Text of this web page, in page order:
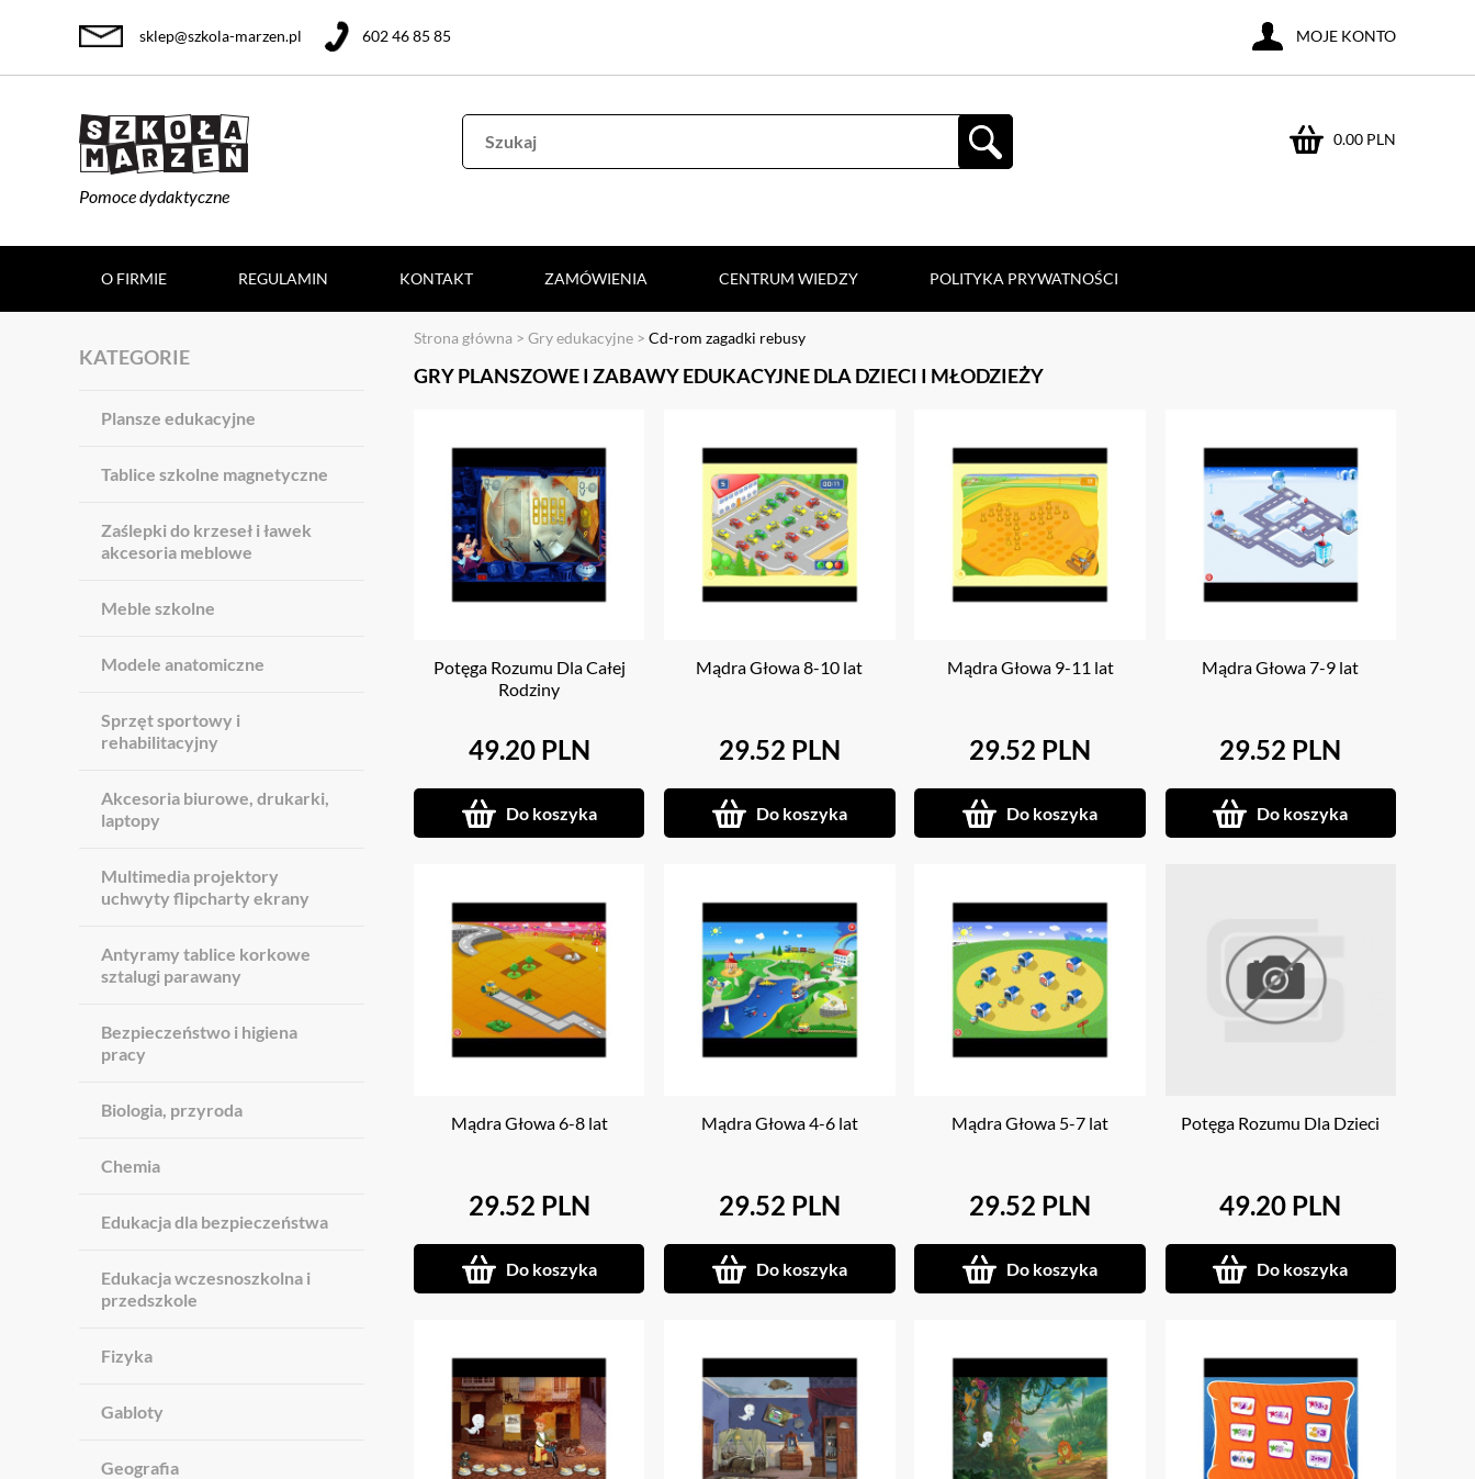
Pomoce dydaktyczne
0.00 PLN
sklep@szkola-marzen.pl 602 46 85 85 MOJE KONTO
O FIRMIE REGULAMIN KONTAKT ZAMÓWIENIA CENTRUM WIEDZY POLITYKA PRYWATNOŚCI
KATEGORIE
Plansze edukacyjne
Tablice szkolne magnetyczne
Zaślepki do krzeseł i ławek
akcesoria meblowe
Meble szkolne
Modele anatomiczne
Sprzęt sportowy i
rehabilitacyjny
Akcesoria biurowe, drukarki,
laptopy
Multimedia projektory
uchwyty flipcharty ekrany
Antyramy tablice korkowe
sztalugi parawany
Bezpieczeństwo i higiena
pracy
Biologia, przyroda
Chemia
Edukacja dla bezpieczeństwa
Edukacja wczesnoszkolna i
przedszkole
Fizyka
Gabloty
Geografia
Strona główna > Gry edukacyjne > Cd-rom zagadki rebusy
GRY PLANSZOWE I ZABAWY EDUKACYJNE DLA DZIECI I MŁODZIEŻY
Potęga Rozumu Dla Całej
Rodziny
49.20 PLN
Do koszyka
Mądra Głowa 8-10 lat
29.52 PLN
Do koszyka
Mądra Głowa 9-11 lat
29.52 PLN
Do koszyka
Mądra Głowa 7-9 lat
29.52 PLN
Do koszyka
Mądra Głowa 6-8 lat
29.52 PLN
Do koszyka
Mądra Głowa 4-6 lat
29.52 PLN
Do koszyka
Mądra Głowa 5-7 lat
29.52 PLN
Do koszyka
Potęga Rozumu Dla Dzieci
49.20 PLN
Do koszyka